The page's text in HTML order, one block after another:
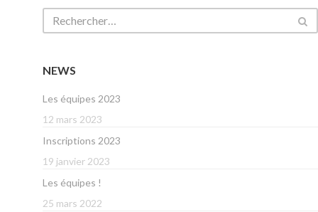
NEWS
Les équipes 2023
12 mars 2023
Inscriptions 2023
19 janvier 2023
Les équipes !
25 mars 2022